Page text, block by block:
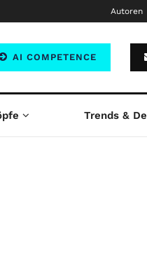
Autoren
AI COMPETENCE
Trends &